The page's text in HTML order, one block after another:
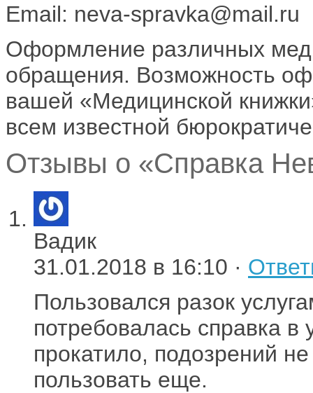
Email: neva-spravka@mail.ru
Оформление различных
обращения. ­Возможность
вашей «Медицинской
всем известной
Отзывы о «Справка
Вадик
31.01.2018 в 16:10 ·
Пользовался разок
потребовалась справка
прокатило, подозрений
пользовать еще.